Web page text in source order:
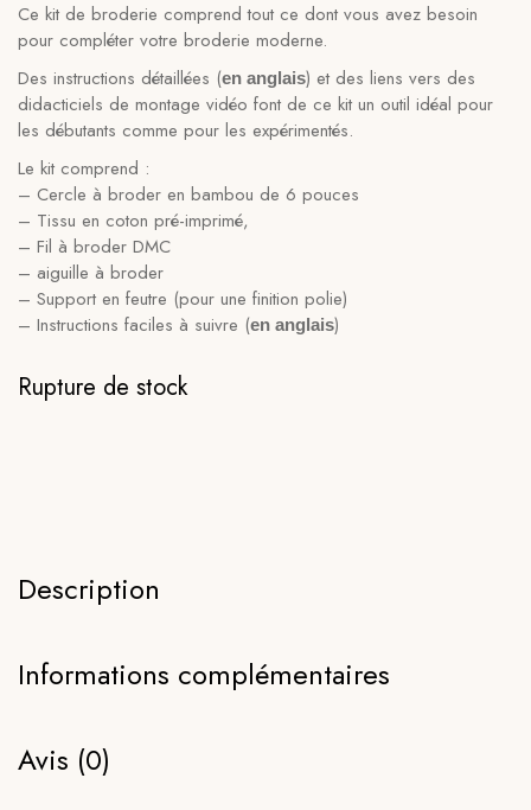
Ce kit de broderie comprend tout ce dont vous avez besoin
pour compléter votre broderie moderne.
Des instructions détaillées (en anglais) et des liens vers des
didacticiels de montage vidéo font de ce kit un outil idéal pour
les débutants comme pour les expérimentés.
Le kit comprend :
– Cercle à broder en bambou de 6 pouces
– Tissu en coton pré-imprimé,
– Fil à broder DMC
– aiguille à broder
– Support en feutre (pour une finition polie)
– Instructions faciles à suivre (en anglais)
Rupture de stock
Description
Informations complémentaires
Avis (0)